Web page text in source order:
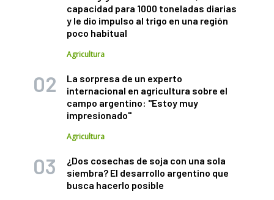
capacidad para 1000 toneladas diarias
y le dio impulso al trigo en una región
poco habitual
Agricultura
La sorpresa de un experto
internacional en agricultura sobre el
campo argentino: "Estoy muy
impresionado"
Agricultura
¿Dos cosechas de soja con una sola
siembra? El desarrollo argentino que
busca hacerlo posible